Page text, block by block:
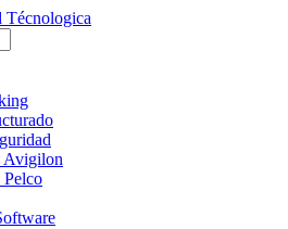
Avigilon
Pelco